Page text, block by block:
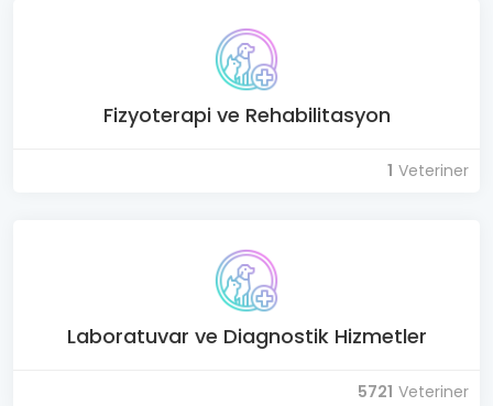
Fizyoterapi ve Rehabilitasyon
1 Veteriner
Laboratuvar ve Diagnostik Hizmetler
5721 Veteriner